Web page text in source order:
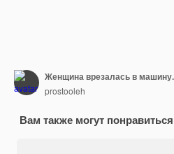
Женщина врезалась в машину.
prostooleh
Вам также могут